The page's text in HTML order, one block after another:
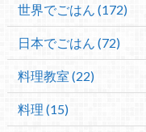
世界でごはん (172)
日本でごはん (72)
料理教室 (22)
料理 (15)